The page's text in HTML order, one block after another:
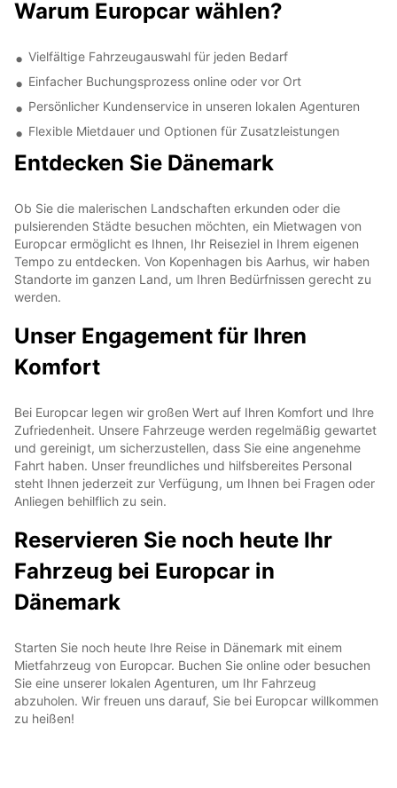
Warum Europcar wählen?
Vielfältige Fahrzeugauswahl für jeden Bedarf
Einfacher Buchungsprozess online oder vor Ort
Persönlicher Kundenservice in unseren lokalen Agenturen
Flexible Mietdauer und Optionen für Zusatzleistungen
Entdecken Sie Dänemark
Ob Sie die malerischen Landschaften erkunden oder die
pulsierenden Städte besuchen möchten, ein Mietwagen von
Europcar ermöglicht es Ihnen, Ihr Reiseziel in Ihrem eigenen
Tempo zu entdecken. Von Kopenhagen bis Aarhus, wir haben
Standorte im ganzen Land, um Ihren Bedürfnissen gerecht zu
werden.
Unser Engagement für Ihren
Komfort
Bei Europcar legen wir großen Wert auf Ihren Komfort und Ihre
Zufriedenheit. Unsere Fahrzeuge werden regelmäßig gewartet
und gereinigt, um sicherzustellen, dass Sie eine angenehme
Fahrt haben. Unser freundliches und hilfsbereites Personal
steht Ihnen jederzeit zur Verfügung, um Ihnen bei Fragen oder
Anliegen behilflich zu sein.
Reservieren Sie noch heute Ihr
Fahrzeug bei Europcar in
Dänemark
Starten Sie noch heute Ihre Reise in Dänemark mit einem
Mietfahrzeug von Europcar. Buchen Sie online oder besuchen
Sie eine unserer lokalen Agenturen, um Ihr Fahrzeug
abzuholen. Wir freuen uns darauf, Sie bei Europcar willkommen
zu heißen!